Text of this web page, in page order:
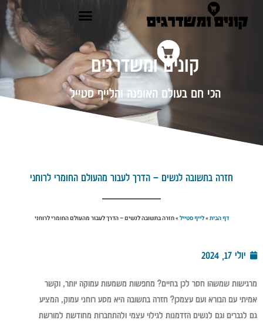
קונים ומשדרגים
הכי חם בעולם האופנה והלייף סטייל
חזרה בתשובה לנשים – הדרך לעבור מהעולם החומרי לרוחני
דף הבית»לייף סטייל»חזרה בתשובה לנשים – הדרך לעבור מהעולם החומרי לרוחני
יולי 17, 2024
מרגישות שמשהו חסר לכן בחיים? מחפשות משמעות עמוקה יותר, וקשר
אמיתי עם הבורא ועם עצמכן? חזרה בתשובה היא מסע רוחני עמוק, המציע
גם לגברים וגם לנשים הזדמנות לגילוי עצמי ולהתחברות מחודשת למורשת